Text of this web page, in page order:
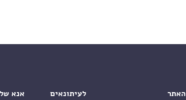
האתר לעיתונאים אנא